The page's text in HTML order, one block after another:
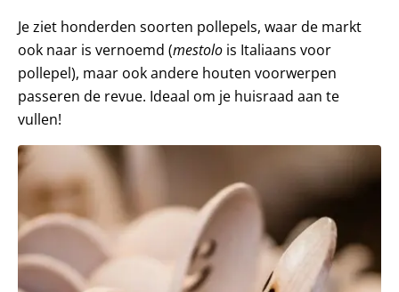
Je ziet honderden soorten pollepels, waar de markt
ook naar is vernoemd (mestolo is Italiaans voor
pollepel), maar ook andere houten voorwerpen
passeren de revue. Ideaal om je huisraad aan te
vullen!